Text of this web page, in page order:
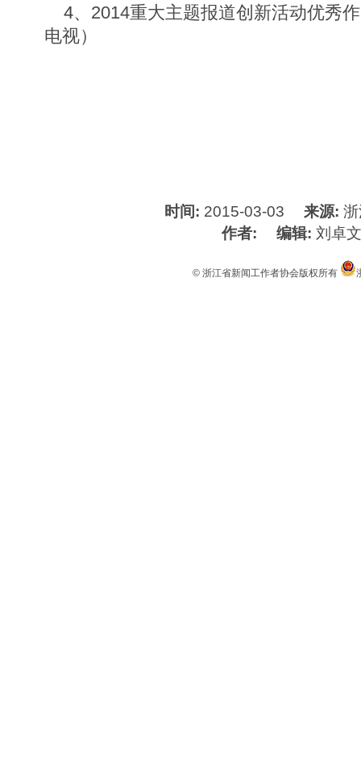
4、 2014重大主题报道创新活动优秀
电视）
时间: 2015-03-03 来源:
作者:
编辑: 刘卓
© 浙江省新闻工作者协会版权所有